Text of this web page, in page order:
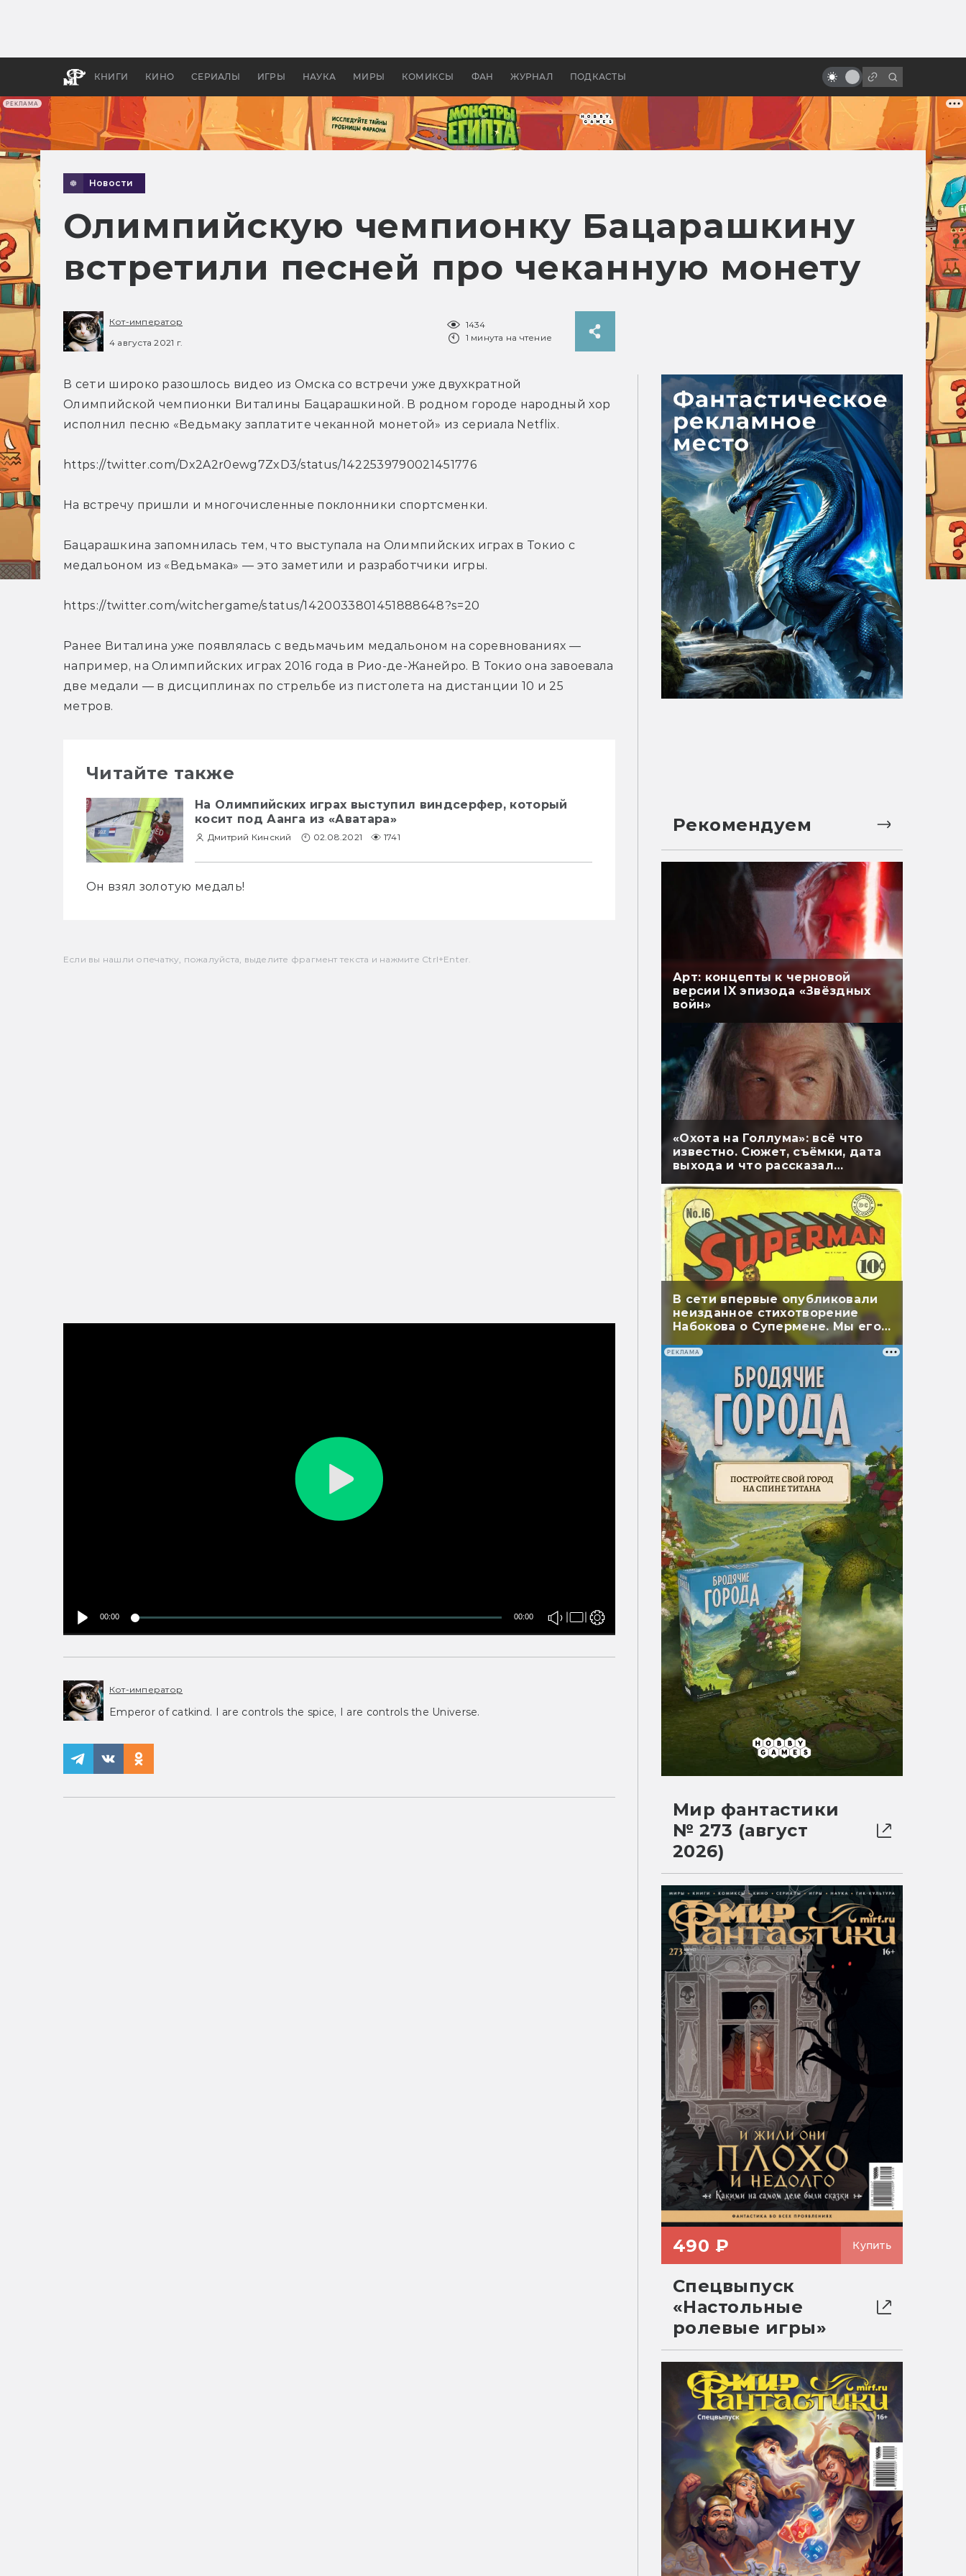
РЕКЛАМА
КНИГИ КИНО СЕРИАЛЫ ИГРЫ НАУКА МИРЫ КОМИКСЫ ФАН ЖУРНАЛ ПОДКАСТЫ
апокалипсис, в России —
бы «Властелина колец»
самом человечном роботе
Новости
Олимпийскую чемпионку Бацарашкину
встретили песней про чеканную монету
Кот-император
4 августа 2021 г.
1434
1 минута на чтение
В сети широко разошлось видео из Омска со встречи уже двухкратной
Олимпийской чемпионки Виталины Бацарашкиной. В родном городе народный хор
исполнил песню «Ведьмаку заплатите чеканной монетой» из сериала Netflix.
https://twitter.com/Dx2A2r0ewg7ZxD3/status/1422539790021451776
На встречу пришли и многочисленные поклонники спортсменки.
Бацарашкина запомнилась тем, что выступала на Олимпийских играх в Токио с
медальоном из «Ведьмака» — это заметили и разработчики игры.
https://twitter.com/witchergame/status/1420033801451888648?s=20
Ранее Виталина уже появлялась с ведьмачьим медальоном на соревнованиях —
например, на Олимпийских играх 2016 года в Рио-де-Жанейро. В Токио она завоевала
две медали — в дисциплинах по стрельбе из пистолета на дистанции 10 и 25
метров.
Читайте также
На Олимпийских играх выступил виндсерфер, который
косит под Аанга из «Аватара»
Дмитрий Кинский 02.08.2021 1741
Он взял золотую медаль!
Если вы нашли опечатку, пожалуйста, выделите фрагмент текста и нажмите Ctrl+Enter.
00:00 00:00
Кот-император
Emperor of catkind. I are controls the spice, I are controls the Universe.
Рекомендуем
Арт: концепты к черновой
версии IX эпизода «Звёздных
войн»
«Охота на Голлума»: всё что
известно. Сюжет, съёмки, дата
выхода и что рассказал
В сети впервые опубликовали
неизданное стихотворение
Набокова о Супермене. Мы его
перевели
РЕКЛАМА
Мир фантастики
№ 273 (август
2026)
490 ₽ Купить
Спецвыпуск
«Настольные
ролевые игры»